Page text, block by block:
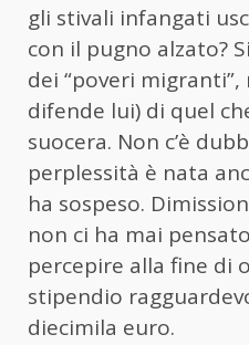
gli stivali infangati
con il pugno alzato?
dei “poveri migranti”,
difende lui) di quel
suocera. Non c’è
perplessità è nata
ha sospeso.
non ci ha mai
percepire alla fine di
stipendio
diecimila euro.